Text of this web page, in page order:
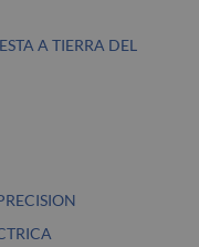
A TIERRA DEL